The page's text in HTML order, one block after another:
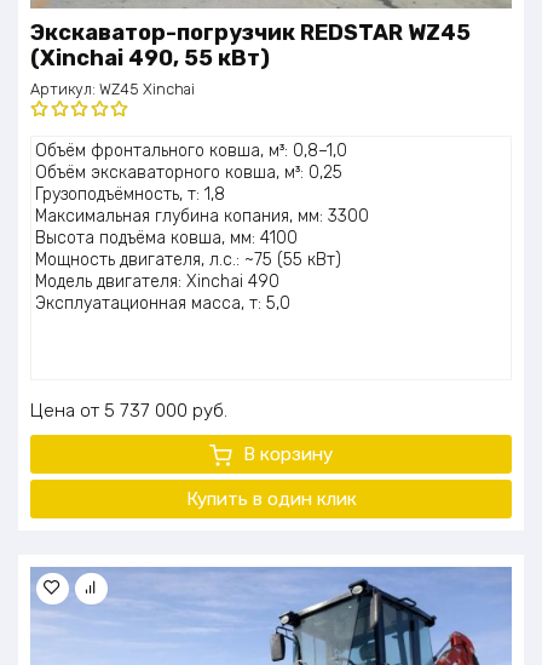
Экскаватор-погрузчик REDSTAR WZ45
(Xinchai 490, 55 кВт)
Артикул: WZ45 Xinchai
Оценка
5.00из 5
Объём фронтального ковша, м³: 0,8–1,0
Объём экскаваторного ковша, м³: 0,25
Грузоподъёмность, т: 1,8
Максимальная глубина копания, мм: 3300
Высота подъёма ковша, мм: 4100
Мощность двигателя, л.с.: ~75 (55 кВт)
Модель двигателя: Xinchai 490
Эксплуатационная масса, т: 5,0
Цена 5 737 000 руб.
В корзину
Купить в один клик